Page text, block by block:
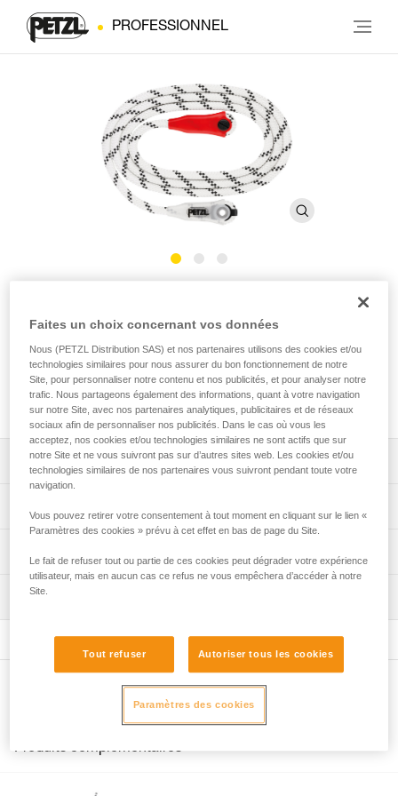
PROFESSIONNEL
Corde de rechange pour longes GRILLON
Corde de rechange pour les longes GRILLON disponible en
sept longueurs.
Descriptif
- longueurs de 2, 3, 4 et 5 mètres pour les longes
GRILLON destinées au positionnement au travail et à
- longueurs 5, 10, 15 et 20 mètres pour les longes
GRILLON destinées à la ligne de vie.
Compatible avec les longes commercialisées avant et
après 2018 :
- L52 (commercialisées avant 2018),
- L052 (commercialisées à partir de 2018).
Référence : L052FA00
Longueur : 2 m
Conditionnement : 1
Référence : L052FA01
Longueur : 3 m
Couleur(s) : blanc/jaune
Garantie : 3 ans
Notice
Inspection
Autres produits
Produits complémentaires
Faites un choix concernant vos données
Nous (PETZL Distribution SAS) et nos partenaires utilisons des cookies et/ou
technologies similaires pour nous assurer du bon fonctionnement de notre
Site, pour personnaliser notre contenu et nos publicités, et pour analyser notre
trafic. Nous partageons également des informations, quant à votre navigation
sur notre Site, avec nos partenaires analytiques, publicitaires et de réseaux
sociaux afin de personnaliser nos publicités. Dans le cas où vous les
acceptez, nos cookies et/ou technologies similaires ne sont actifs que sur
notre Site et ne vous suivront pas sur d’autres sites web. Les cookies et/ou
technologies similaires de nos partenaires vous suivront pendant toute votre
navigation.
Vous pouvez retirer votre consentement à tout moment en cliquant sur le lien «
Paramètres des cookies » prévu à cet effet en bas de page du Site.
Le fait de refuser tout ou partie de ces cookies peut dégrader votre expérience
utilisateur, mais en aucun cas ce refus ne vous empêchera d’accéder à notre
Site.
Tout refuser Autoriser tous les cookies
Paramètres des cookies